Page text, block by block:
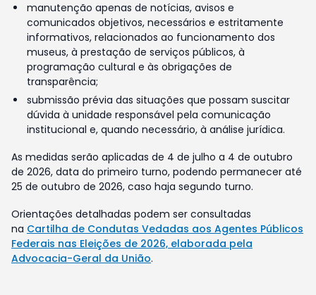
manutenção apenas de notícias, avisos e
comunicados objetivos, necessários e estritamente
informativos, relacionados ao funcionamento dos
museus, à prestação de serviços públicos, à
programação cultural e às obrigações de
transparência;
submissão prévia das situações que possam suscitar
dúvida à unidade responsável pela comunicação
institucional e, quando necessário, à análise jurídica.
As medidas serão aplicadas de 4 de julho a 4 de outubro
de 2026, data do primeiro turno, podendo permanecer até
25 de outubro de 2026, caso haja segundo turno.
Orientações detalhadas podem ser consultadas
na Cartilha de Condutas Vedadas aos Agentes Públicos
Federais nas Eleições de 2026, elaborada pela
Advocacia-Geral da União.